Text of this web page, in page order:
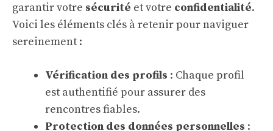
garantir votre sécurité et votre confidentialité.
Voici les éléments clés à retenir pour naviguer
sereinement :
Vérification des profils : Chaque profil
est authentifié pour assurer des
rencontres fiables.
Protection des données personnelles :